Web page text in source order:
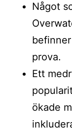
Något
prova.
Ett
ökade